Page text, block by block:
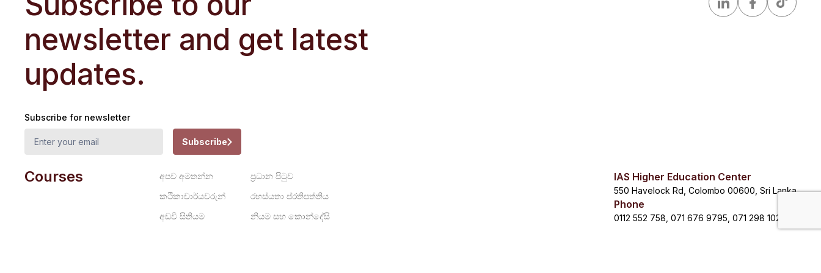
newsletter and get latest
updates.
Subscribe for newsletter
Subscribe
Courses අපව අමතන්න
ප්‍රධාන පිටුව
කථිකාචාර්යවරුන්
රහස්යතා ප්රතිපත්තිය
අඩවි සිතියම
නියම සහ කොන්දේසි
IAS Higher Education Center
550 Havelock Rd, Colombo 00600, Sri Lanka
Phone
0112 552 758, 071 676 9795, 071 298 1023